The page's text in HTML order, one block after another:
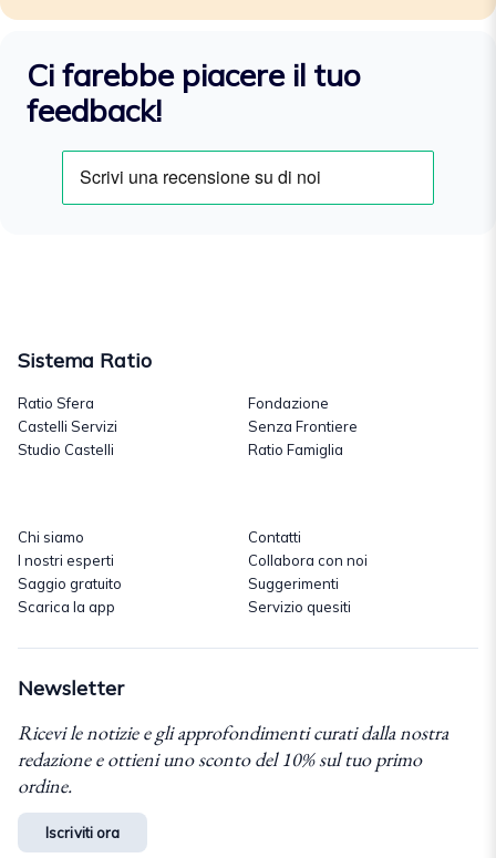
Ci farebbe piacere il tuo
feedback!
Sistema Ratio
Ratio Sfera
Castelli Servizi
Studio Castelli
Fondazione
Senza Frontiere
Ratio Famiglia
Chi siamo
I nostri esperti
Saggio gratuito
Scarica la app
Contatti
Collabora con noi
Suggerimenti
Servizio quesiti
Newsletter
Ricevi le notizie e gli approfondimenti curati dalla nostra
redazione e ottieni uno sconto del 10% sul tuo primo
ordine.
Iscriviti ora